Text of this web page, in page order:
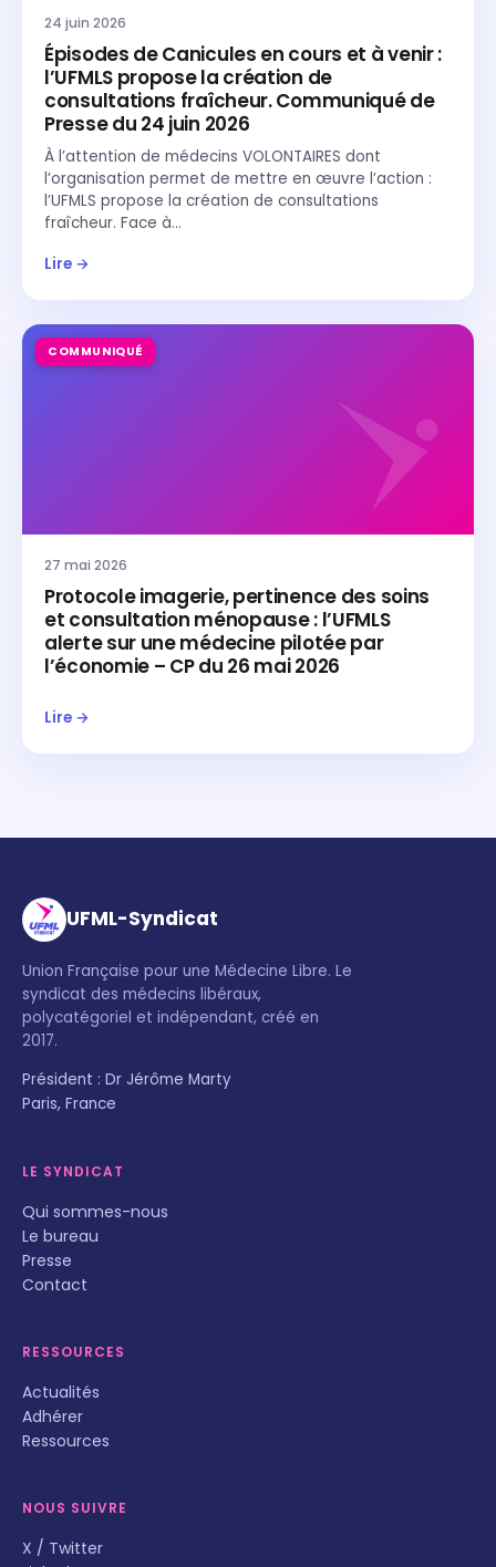
24 juin 2026
Épisodes de Canicules en cours et à venir :
l’UFMLS propose la création de
consultations fraîcheur. Communiqué de
Presse du 24 juin 2026
À l’attention de médecins VOLONTAIRES dont
l’organisation permet de mettre en œuvre l’action :
l’UFMLS propose la création de consultations
fraîcheur. Face à…
Lire →
COMMUNIQUÉ
27 mai 2026
Protocole imagerie, pertinence des soins
et consultation ménopause : l’UFMLS
alerte sur une médecine pilotée par
l’économie – CP du 26 mai 2026
Lire →
UFML-Syndicat
Union Française pour une Médecine Libre. Le
syndicat des médecins libéraux,
polycatégoriel et indépendant, créé en
2017.
Président : Dr Jérôme Marty
Paris, France
LE SYNDICAT
Qui sommes-nous
Le bureau
Presse
Contact
RESSOURCES
Actualités
Adhérer
Ressources
NOUS SUIVRE
X / Twitter